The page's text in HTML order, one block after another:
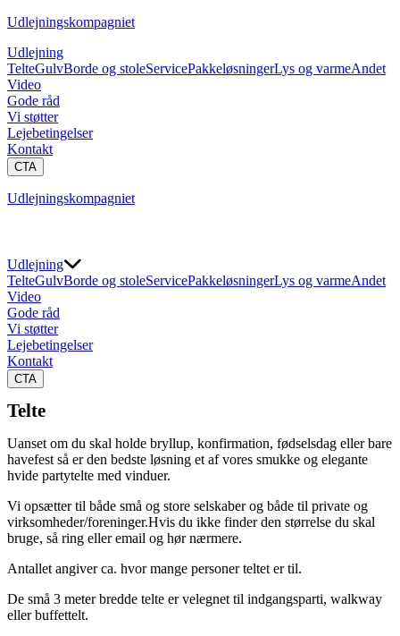
Udlejningskompagniet
Udlejning
TelteGulvBorde og stoleServicePakkeløsningerLys og varmeAndet
Video
Gode råd
Vi støtter
Lejebetingelser
Kontakt
CTA
Udlejningskompagniet
Udlejning
TelteGulvBorde og stoleServicePakkeløsningerLys og varmeAndet
Video
Gode råd
Vi støtter
Lejebetingelser
Kontakt
CTA
Telte
Uanset om du skal holde bryllup, konfirmation, fødselsdag eller bare
havefest så er den bedste løsning et af vores smukke og elegante
hvide partytelte med vinduer.
Vi opsætter til både små og store selskaber og både til private og
virksomheder/foreninger.Hvis du ikke finder den størrelse du skal
bruge, så ring eller email og hør nærmere.
​Antallet angiver ca. hvor mange personer teltet er til.
De små 3 meter bredde telte er velegnet til indgangsparti, walkway
eller buffettelt.